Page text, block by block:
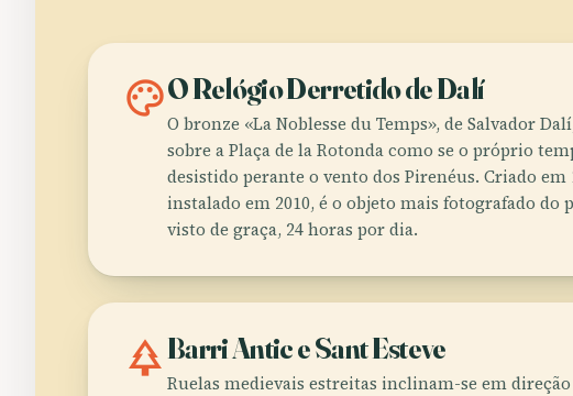
paletteO Relógio Derretido de Dalí
O bronze «La Noblesse du Temps», de Salvador
sobre a Plaça de la Rotonda como se o próprio
desistido perante o vento dos Pirenéus. Criado em
instalado em 2010, é o objeto mais fotografado do
visto de graça, 24 horas por dia.
parkBarri Antic e Sant Esteve
Ruelas medievais estreitas inclinam-se em